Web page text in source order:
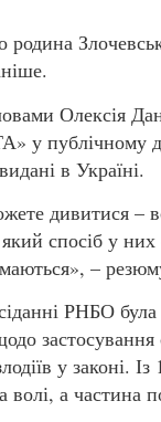
родина
Олексія
публічному
в Україні.
дивитися –
який спосіб у
–
РНБО
застосування
у законі.
волі, а частина